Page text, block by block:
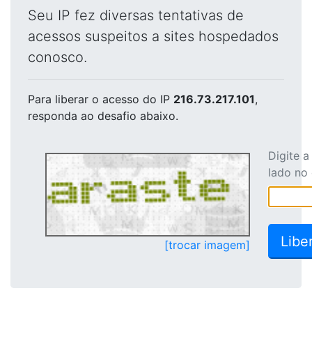
Seu IP fez diversas tentativas de
acessos suspeitos a sites hospedados
conosco.
Para liberar o acesso do IP 216.73.217.101,
responda ao desafio abaixo.
[trocar imagem]
Digite
lado no